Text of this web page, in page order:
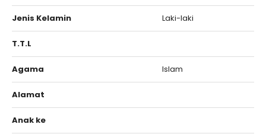
Jenis Kelamin Laki-laki
T.T.L
Agama Islam
Alamat
Anak ke